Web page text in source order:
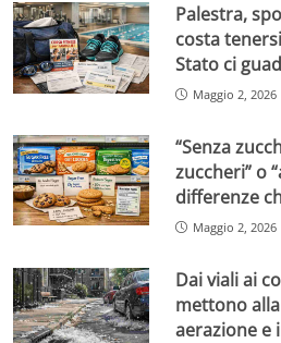
Palestra,
costa
Stato ci
Maggio 2, 2026
“Senza
zuccheri” o
differenze
Maggio 2, 2026
Dai viali ai
mettono
aerazione e